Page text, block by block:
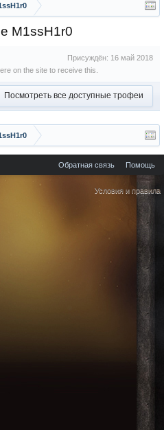
M1ssH1r0
Присуждён: 16 май 2018
on the site to receive this.
Посмотреть все доступные трофеи
Обратная связь Помощь
Условия и правила